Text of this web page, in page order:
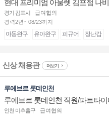
현대 프리미엄 아울렛 김포점 나
십니다.
경기 김포시
급여협의
경력2년↑ 08/23까지
아동완구 유아완구 피규어 장난감
신상 채용관 더보기
루에브르 롯데인천
루에브르 롯데인천 직원/파트타이
인천 미추홀구
급여협의